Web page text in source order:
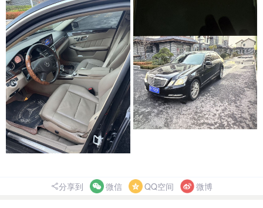
分享到 微信 QQ空间 微博